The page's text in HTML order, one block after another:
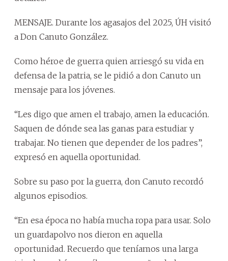
MENSAJE. Durante los agasajos del 2025, ÚH visitó
a Don Canuto González.
Como héroe de guerra quien arriesgó su vida en
defensa de la patria, se le pidió a don Canuto un
mensaje para los jóvenes.
“Les digo que amen el trabajo, amen la educación.
Saquen de dónde sea las ganas para estudiar y
trabajar. No tienen que depender de los padres”,
expresó en aquella oportunidad.
Sobre su paso por la guerra, don Canuto recordó
algunos episodios.
“En esa época no había mucha ropa para usar. Solo
un guardapolvo nos dieron en aquella
oportunidad. Recuerdo que teníamos una larga